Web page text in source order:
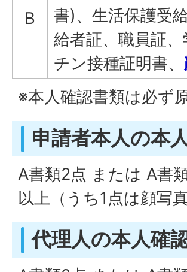
B
書)、生活保護受
給者証、職員証
チン接種証明書、
※本人確認書類は必ず
申請者本人の本
A書類2点 または A書
以上（うち1点は顔写
代理人の本人確